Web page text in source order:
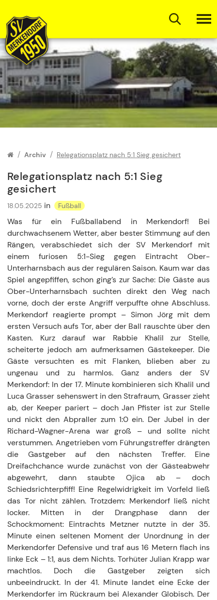
Zum Inhalt springen
Archiv Relegationsplatz nach 5:1 Sieg gesichert
Relegationsplatz nach 5:1 Sieg
gesichert
18.05.2025 in Fußball
Was für ein Fußballabend in Merkendorf! Bei
durchwachsenem Wetter, aber bester Stimmung auf den
Rängen, verabschiedet sich der SV Merkendorf mit
einem furiosen 5:1-Sieg gegen Eintracht Ober-
Unterharnsbach aus der regulären Saison. Kaum war das
Spiel angepfiffen, schon ging’s zur Sache: Die Gäste aus
Ober-Unterharnsbach suchten direkt den Weg nach
vorne, doch der erste Angriff verpuffte ohne Abschluss.
Merkendorf reagierte prompt – Simon Jörg mit dem
ersten Versuch aufs Tor, aber der Ball rauschte über den
Kasten. Kurz darauf war Rabbie Khalil zur Stelle,
scheiterte jedoch am aufmerksamen Gästekeeper. Die
Gäste versuchten es mit Flanken, blieben aber zu
ungenau und zu harmlos. Ganz anders der SV
Merkendorf: In der 17. Minute kombinieren sich Khalil und
Luca Grasser sehenswert in den Strafraum, Grasser zieht
ab, der Keeper pariert – doch Jan Pfister ist zur Stelle
und nickt den Abpraller zum 1:0 ein. Der Jubel in der
Richard-Wagner-Arena war groß – und sollte nicht
verstummen. Angetrieben vom Führungstreffer drängten
die Gastgeber auf den nächsten Treffer. Eine
Dreifachchance wurde zunächst von der Gästeabwehr
abgewehrt, dann staubte Ojica ab – doch
Schiedsrichterpfiff! Eine Regelwidrigkeit im Vorfeld ließ
das Tor nicht zählen. Trotzdem: Merkendorf ließ nicht
locker. Mitten in der Drangphase dann der
Schockmoment: Eintrachts Metzner nutzte in der 35.
Minute einen seltenen Moment der Unordnung in der
Merkendorfer Defensive und traf aus 16 Metern flach ins
linke Eck – 1:1, aus dem Nichts. Torhüter Julian Krapp war
machtlos. Doch die Gastgeber zeigten sich
unbeeindruckt. In der 41. Minute landet eine Ecke der
Merkendorfer im Rückraum bei Alexander Globisch. Der